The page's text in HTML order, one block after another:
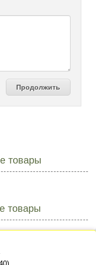
Продолжить
товары
товары